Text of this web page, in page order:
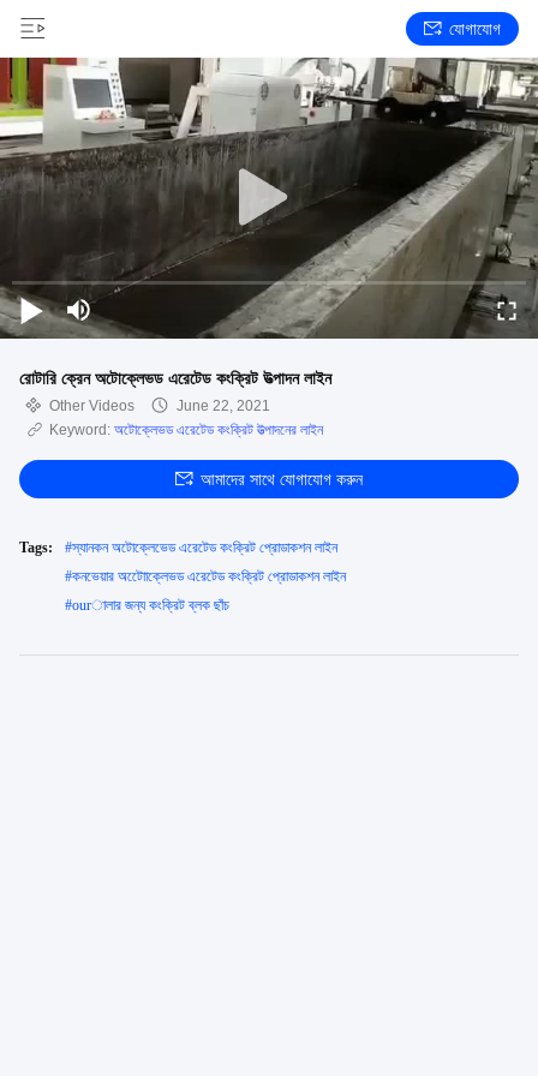
যোগাযোগ
রোটারি ক্রেন অটোক্লেভড এরেটেড কংক্রিট উত্পাদন লাইন
Other Videos
June 22, 2021
Keyword: অটোক্লেভড এরেটেড কংক্রিট উত্পাদনের লাইন
আমাদের সাথে যোগাযোগ করুন
Tags: #স্যানকন অটোক্লেভেড এরেটেড কংক্রিট প্রোডাকশন লাইন
#কনভেয়ার অটোোক্লেভড এরেটেড কংক্রিট প্রোডাকশন লাইন
#ourালার জন্য কংক্রিট ব্লক ছাঁচ